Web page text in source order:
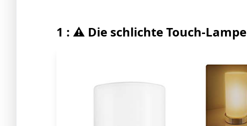
1 : ⚠️ Die schlichte Touch-Lampe